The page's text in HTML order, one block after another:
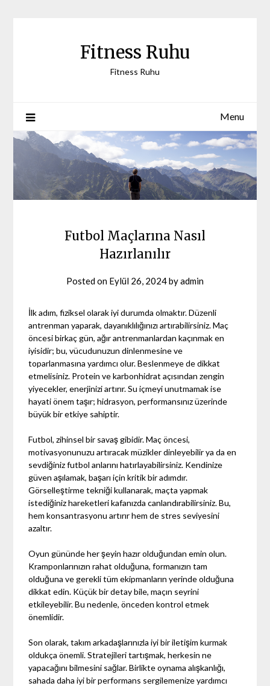
Fitness Ruhu
Fitness Ruhu
Menu
Futbol Maçlarına Nasıl
Hazırlanılır
Posted on Eylül 26, 2024byadmin
İlk adım, fiziksel olarak iyi durumda olmaktır. Düzenli
antrenman yaparak, dayanıklılığınızı artırabilirsiniz. Maç
öncesi birkaç gün, ağır antrenmanlardan kaçınmak en
iyisidir; bu, vücudunuzun dinlenmesine ve
toparlanmasına yardımcı olur. Beslenmeye de dikkat
etmelisiniz. Protein ve karbonhidrat açısından zengin
yiyecekler, enerjinizi artırır. Su içmeyi unutmamak ise
hayati önem taşır; hidrasyon, performansınız üzerinde
büyük bir etkiye sahiptir.
Futbol, zihinsel bir savaş gibidir. Maç öncesi,
motivasyonunuzu artıracak müzikler dinleyebilir ya da en
sevdiğiniz futbol anlarını hatırlayabilirsiniz. Kendinize
güven aşılamak, başarı için kritik bir adımdır.
Görselleştirme tekniği kullanarak, maçta yapmak
istediğiniz hareketleri kafanızda canlandırabilirsiniz. Bu,
hem konsantrasyonu artırır hem de stres seviyesini
azaltır.
Oyun gününde her şeyin hazır olduğundan emin olun.
Kramponlarınızın rahat olduğuna, formanızın tam
olduğuna ve gerekli tüm ekipmanların yerinde olduğuna
dikkat edin. Küçük bir detay bile, maçın seyrini
etkileyebilir. Bu nedenle, önceden kontrol etmek
önemlidir.
Son olarak, takım arkadaşlarınızla iyi bir iletişim kurmak
oldukça önemli. Stratejileri tartışmak, herkesin ne
yapacağını bilmesini sağlar. Birlikte oynama alışkanlığı,
sahada daha iyi bir performans sergilemenize yardımcı